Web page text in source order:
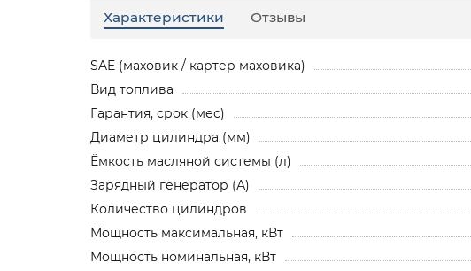
Характеристики Отзывы
SAE (маховик / картер маховика)
Вид топлива
Гарантия, срок (мес)
Диаметр цилиндра (мм)
Ёмкость масляной системы (л)
Зарядный генератор (А)
Количество цилиндров
Мощность максимальная, кВт
Мощность номинальная, кВт